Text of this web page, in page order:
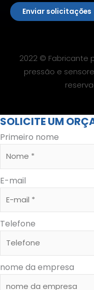
Enviar solicitações
2022 © Fabricante
pressão e
SOLICITE UM
Primeiro nome
E-mail
Telefone
nome da empresa